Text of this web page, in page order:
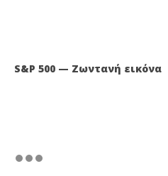
S&P 500 — Ζωντανή εικόνα